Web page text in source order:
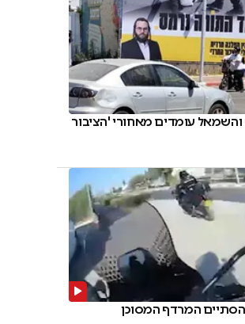
עומדים מאחורי 'הציבור
הסתיים המרדף המסוכן